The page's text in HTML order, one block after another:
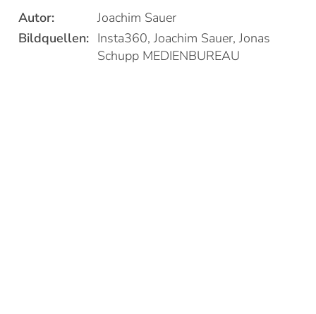
Autor:
Joachim Sauer
Bildquellen: Insta360, Joachim Sauer, Jonas
Schupp MEDIENBUREAU